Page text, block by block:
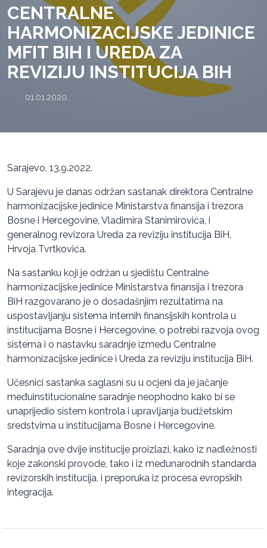
CENTRALNE
HARMONIZACIJSKE JEDINICE
MFIT BIH I UREDA ZA
REVIZIJU INSTITUCIJA BIH
01.01.2020.
Sarajevo, 13.9.2022.
U Sarajevu je danas održan sastanak direktora Centralne
harmonizacijske jedinice Ministarstva finansija i trezora
Bosne i Hercegovine, Vladimira Stanimirovića, i
generalnog revizora Ureda za reviziju institucija BiH,
Hrvoja Tvrtkovića.
Na sastanku koji je održan u sjedištu Centralne
harmonizacijske jedinice Ministarstva finansija i trezora
BiH razgovarano je o dosadašnjim rezultatima na
uspostavljanju sistema internih finansijskih kontrola u
institucijama Bosne i Hercegovine, o potrebi razvoja ovog
sistema i o nastavku saradnje između Centralne
harmonizacijske jedinice i Ureda za reviziju institucija BiH.
Učesnici sastanka saglasni su u ocjeni da je jačanje
međuinstitucionalne saradnje neophodno kako bi se
unaprijedio sistem kontrola i upravljanja budžetskim
sredstvima u institucijama Bosne i Hercegovine.
Saradnja ove dvije institucije proizlazi, kako iz nadležnosti
koje zakonski provode, tako i iz međunarodnih standarda
revizorskih institucija, i preporuka iz procesa evropskih
integracija.